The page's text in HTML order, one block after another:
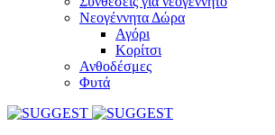
Νεογέννητα Δώρα
Αγόρι
Κορίτσι
Ανθοδέσμες
Φυτά